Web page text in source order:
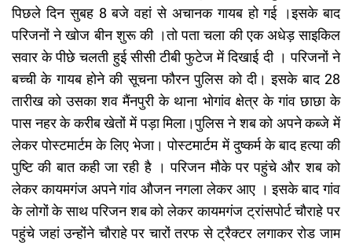
पिछले दिन सुबह 8 बजे वहां से अचानक गायब हो गई ।इसके बाद
परिजनों ने खोज बीन शुरू की ।तो पता चला की एक अधेड़ साइकिल
सवार के पीछे चलती हुई सीसी टीबी फुटेज में दिखाई दी । परिजनों ने
बच्ची के गायब होने की सूचना फौरन पुलिस को दी। इसके बाद 28
तारीख को उसका शव मैंनपुरी के थाना भोगांव क्षेत्र के गांव छाछा के
पास नहर के करीब खेतों में पड़ा मिला।पुलिस ने शब को अपने कब्जे में
लेकर पोस्टमार्टम के लिए भेजा। पोस्टमार्टम में दुष्कर्म के बाद हत्या की
पुष्टि की बात कही जा रही है । परिजन मौके पर पहुंचे और शब को
लेकर कायमगंज अपने गांव औजन नगला लेकर आए । इसके बाद गांव
के लोगों के साथ परिजन शब को लेकर कायमगंज ट्रांसपोर्ट चौराहे पर
पहुंचे जहां उन्होंने चौराहे पर चारों तरफ से ट्रैक्टर लगाकर रोड जाम